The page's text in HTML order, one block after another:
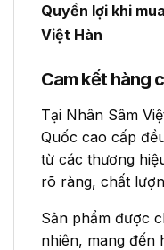
Quyền lợi khi
Việt Hàn
Cam kết hàng
Tại Nhân Sâm
Quốc cao cấp
từ các thương
rõ ràng, chất
Sản phẩm được
nhiên, mang đến